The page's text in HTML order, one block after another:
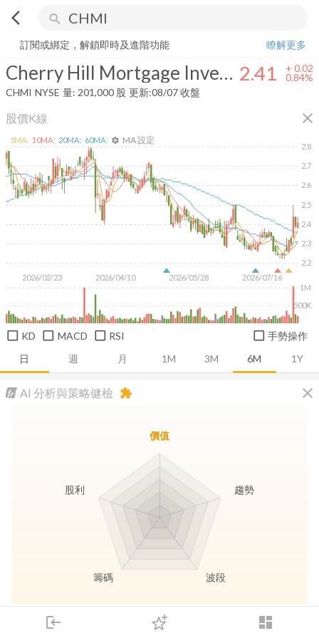
arrow_back_ios search
login dashboard
下單
Cherry Hill Mortgage Investment Corporation
訂閱或綁定，解鎖即時及進階功能
瞭解更多
Cherry Hill Mortgage Investment Corporation 2.41 + 0.02
0.84%
CHMI NYSE 量: 201,000 股 更新:08/07 收盤
股價K線 close
日 週 月 1M 3M 6M 1Y
2026/02/23 2026/04/10 2026/05/28 2026/07/16
2.2
2.3
2.4
2.5
2.6
2.7
2.8
500K
1M
5MA: 10MA: 20MA: 60MA: settings MA 設定
KD MACD RSI 手勢操作
AI 分析與策略健檢 close
extension
長線價值 存股收息
價值
趨勢
波段
籌碼
股利